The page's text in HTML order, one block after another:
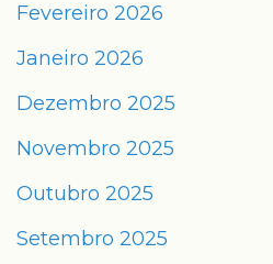
Fevereiro 2026
Janeiro 2026
Dezembro 2025
Novembro 2025
Outubro 2025
Setembro 2025